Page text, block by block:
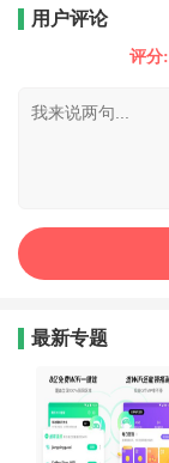
用户评论
评分:
最新专题